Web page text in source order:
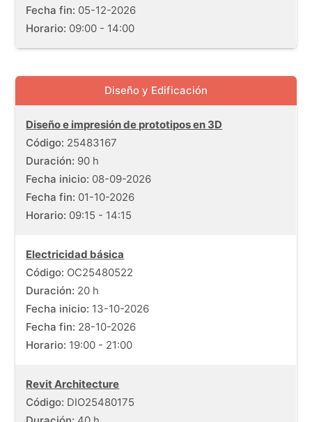
Fecha fin: 05-12-2026
Horario: 09:00 - 14:00
Diseño y Edificación
Código: 25483167
Diseño e impresión de prototipos en 3D
Duración: 90 h
Fecha inicio: 08-09-2026
Fecha fin: 01-10-2026
Horario: 09:15 - 14:15
Código: OC25480522
Electricidad básica
Duración: 20 h
Fecha inicio: 13-10-2026
Fecha fin: 28-10-2026
Horario: 19:00 - 21:00
Código: DIO25480175
Revit Architecture